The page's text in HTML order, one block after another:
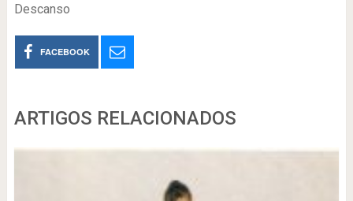
Descanso
FACEBOOK
ARTIGOS RELACIONADOS